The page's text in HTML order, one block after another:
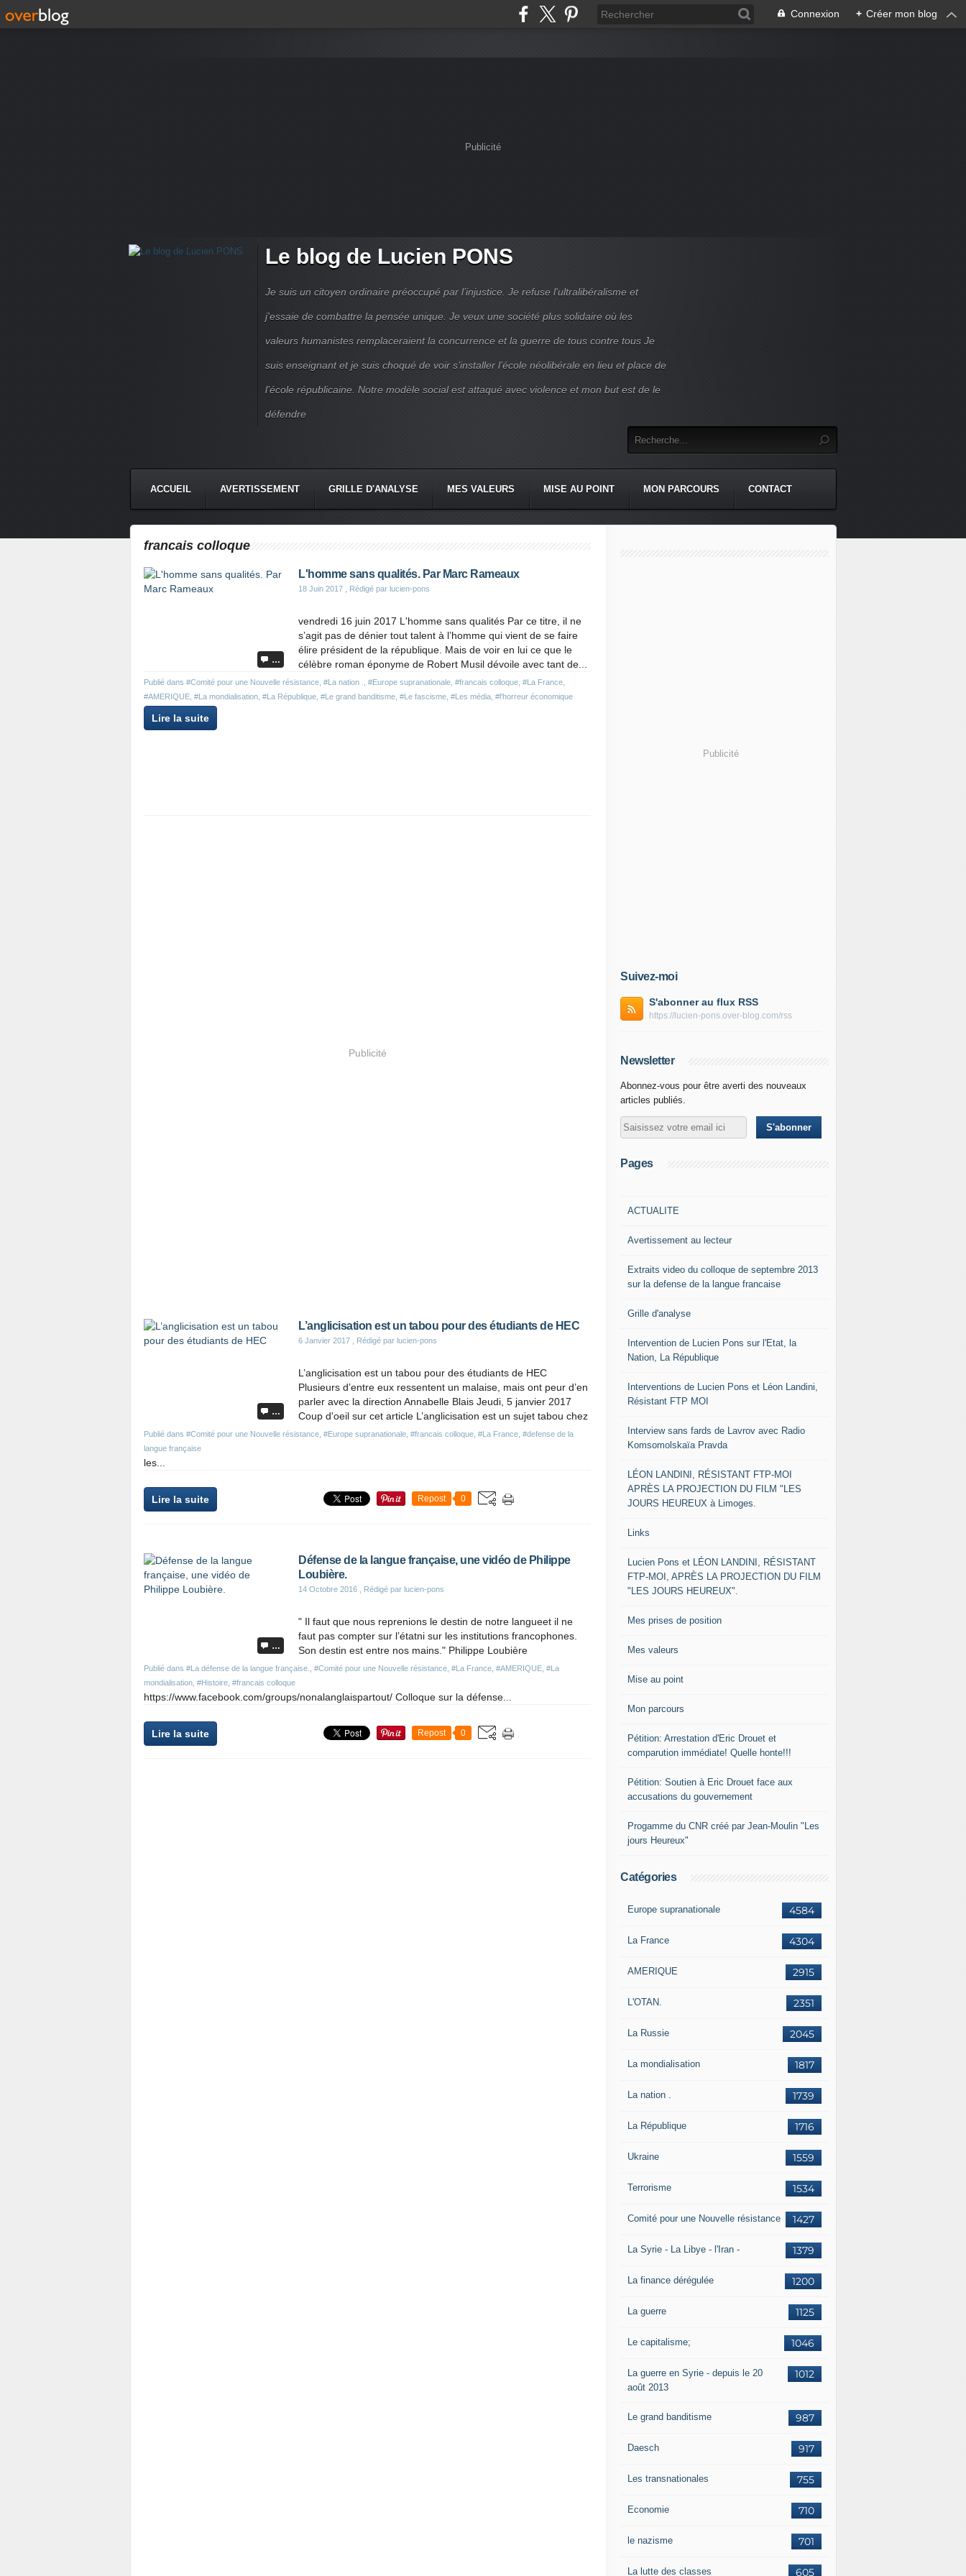
Connexion + Créer mon blog
Publicité
Le blog de Lucien PONS
Je suis un citoyen ordinaire préoccupé par l’injustice. Je refuse l'ultralibéralisme et
j'essaie de combattre la pensée unique. Je veux une société plus solidaire où les
valeurs humanistes remplaceraient la concurrence et la guerre de tous contre tous Je
suis enseignant et je suis choqué de voir s’installer l’école néolibérale en lieu et place de
l’école républicaine. Notre modèle social est attaqué avec violence et mon but est de le
défendre
ACCUEIL AVERTISSEMENT GRILLE D'ANALYSE MES VALEURS MISE AU POINT MON PARCOURS CONTACT
francais colloque
…
L'homme sans qualités. Par Marc Rameaux
18 Juin 2017 , Rédigé par lucien-pons
Publié dans #Comité pour une Nouvelle résistance #La nation . #Europe supranationale #francais colloque #La France
#AMERIQUE #La mondialisation #La République #Le grand banditisme #Le fascisme #Les média #l'horreur économique
vendredi 16 juin 2017 L'homme sans qualités Par ce titre, il ne
s’agit pas de dénier tout talent à l’homme qui vient de se faire
élire président de la république. Mais de voir en lui ce que le
célèbre roman éponyme de Robert Musil dévoile avec tant de...
Lire la suite
Publicité
…
L’anglicisation est un tabou pour des étudiants de HEC
6 Janvier 2017 , Rédigé par lucien-pons
Publié dans #Comité pour une Nouvelle résistance #Europe supranationale #francais colloque #La France #defense de la
langue française
L’anglicisation est un tabou pour des étudiants de HEC
Plusieurs d’entre eux ressentent un malaise, mais ont peur d’en
parler avec la direction Annabelle Blais Jeudi, 5 janvier 2017
Coup d'oeil sur cet article L’anglicisation est un sujet tabou chez
les...
Lire la suite Repost 0
…
Défense de la langue française, une vidéo de Philippe
Loubière.
14 Octobre 2016 , Rédigé par lucien-pons
Publié dans #La défense de la langue française. #Comité pour une Nouvelle résistance #La France #AMERIQUE #La
mondialisation #Histoire #francais colloque
" Il faut que nous reprenions le destin de notre langueet il ne
faut pas compter sur l’étatni sur les institutions francophones.
Son destin est entre nos mains." Philippe Loubière
https://www.facebook.com/groups/nonalanglaispartout/ Colloque sur la défense...
Lire la suite Repost 0
Publicité
Suivez-moi
S'abonner au flux RSS
https://lucien-pons.over-blog.com/rss
Newsletter
Abonnez-vous pour être averti des nouveaux
articles publiés.
Pages
ACTUALITE
Avertissement au lecteur
Extraits video du colloque de septembre 2013
sur la defense de la langue francaise
Grille d'analyse
Intervention de Lucien Pons sur l'Etat, la
Nation, La République
Interventions de Lucien Pons et Léon Landini,
Résistant FTP MOI
Interview sans fards de Lavrov avec Radio
Komsomolskaïa Pravda
LÉON LANDINI, RÉSISTANT FTP-MOI
APRÈS LA PROJECTION DU FILM "LES
JOURS HEUREUX à Limoges.
Links
Lucien Pons et LÉON LANDINI, RÉSISTANT
FTP-MOI, APRÈS LA PROJECTION DU FILM
"LES JOURS HEUREUX".
Mes prises de position
Mes valeurs
Mise au point
Mon parcours
Pétition: Arrestation d'Eric Drouet et
comparution immédiate! Quelle honte!!!
Pétition: Soutien à Eric Drouet face aux
accusations du gouvernement
Progamme du CNR créé par Jean-Moulin "Les
jours Heureux"
Catégories
4584
Europe supranationale
4304
La France
2915
AMERIQUE
2351
L'OTAN.
2045
La Russie
1817
La mondialisation
1739
La nation .
1716
La République
1559
Ukraine
1534
Terrorisme
1427
Comité pour une Nouvelle résistance
1379
La Syrie - La Libye - l'Iran -
1200
La finance dérégulée
1125
La guerre
1046
Le capitalisme;
1012
La guerre en Syrie - depuis le 20
août 2013
987
Le grand banditisme
917
Daesch
755
Les transnationales
710
Economie
701
le nazisme
605
La lutte des classes